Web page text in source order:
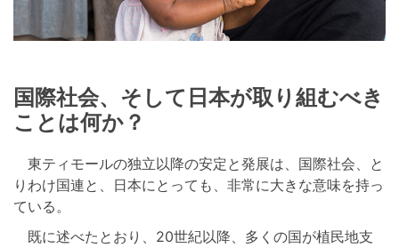
国際社会、そして日本が取り組むべき
ことは何か？
東ティモールの独立以降の安定と発展は、国際社会、と
りわけ国連と、日本にとっても、非常に大きな意味を持っ
ている。
既に述べたとおり、20世紀以降、多くの国が植民地支